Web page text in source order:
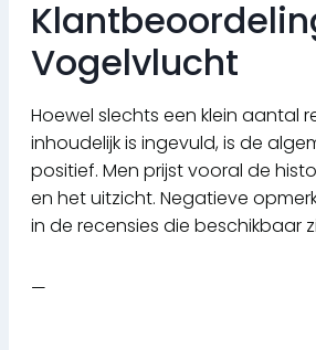
Vogelvlucht
Hoewel slechts een klein aantal
inhoudelijk is ingevuld, is de
positief. Men prijst vooral de
en het uitzicht. Negatieve
in de recensies die beschikbaar
—